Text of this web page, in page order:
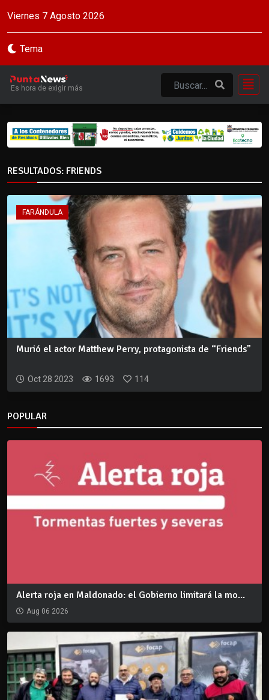
Viernes 7 Agosto 2026
Tema
Es hora de exigir más
RESULTADOS: FRIENDS
FARÁNDULA
Murió el actor Matthew Perry, protagonista de “Friends”
Oct 28 2023 1693 114
POPULAR
Alerta roja en Maldonado: el Gobierno limitará la mo...
Aug 06 2026